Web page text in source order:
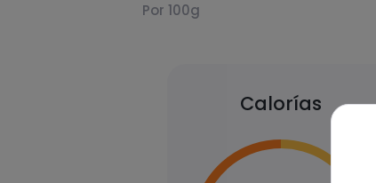
Por 100g
Calorías